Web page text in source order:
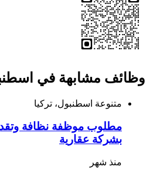
وظائف مشابهة في
متنوعة اسطنبول، تركيا
مطلوب موظفة نظافة
بشركة عقارية
منذ شهر